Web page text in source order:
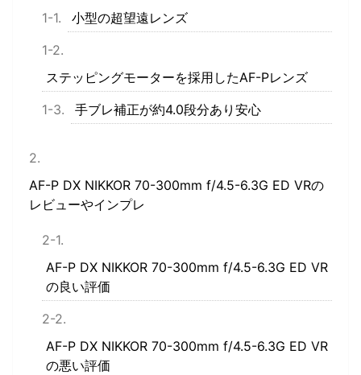
小型の超望遠レンズ
ステッピングモーターを採用したAF-Pレンズ
手ブレ補正が約4.0段分あり安心
AF-P DX NIKKOR 70-300mm f/4.5-6.3G ED VRの
レビューやインプレ
AF-P DX NIKKOR 70-300mm f/4.5-6.3G ED VR
の良い評価
AF-P DX NIKKOR 70-300mm f/4.5-6.3G ED VR
の悪い評価